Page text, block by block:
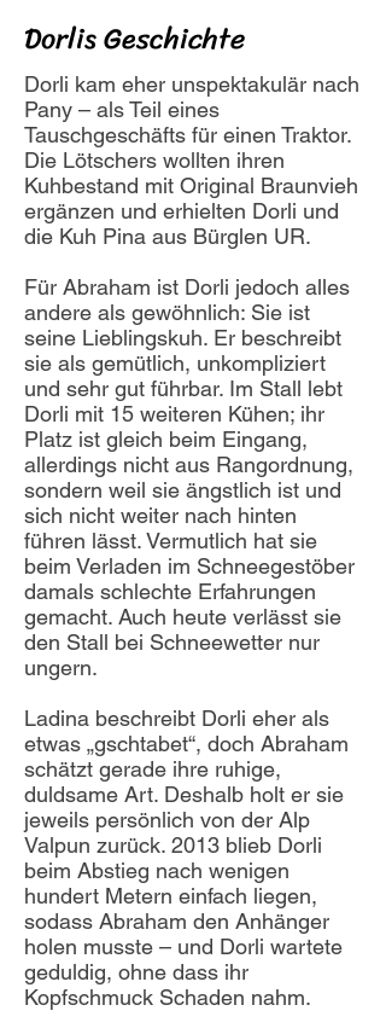
Dorlis Geschichte
Dorli kam eher unspektakulär nach
Pany – als Teil eines
Tauschgeschäfts für einen Traktor.
Die Lötschers wollten ihren
Kuhbestand mit Original Braunvieh
ergänzen und erhielten Dorli und
die Kuh Pina aus Bürglen UR.
Für Abraham ist Dorli jedoch alles
andere als gewöhnlich: Sie ist
seine Lieblingskuh. Er beschreibt
sie als gemütlich, unkompliziert
und sehr gut führbar. Im Stall lebt
Dorli mit 15 weiteren Kühen; ihr
Platz ist gleich beim Eingang,
allerdings nicht aus Rangordnung,
sondern weil sie ängstlich ist und
sich nicht weiter nach hinten
führen lässt. Vermutlich hat sie
beim Verladen im Schneegestöber
damals schlechte Erfahrungen
gemacht. Auch heute verlässt sie
den Stall bei Schneewetter nur
ungern.
Ladina beschreibt Dorli eher als
etwas „gschtabet“, doch Abraham
schätzt gerade ihre ruhige,
duldsame Art. Deshalb holt er sie
jeweils persönlich von der Alp
Valpun zurück. 2013 blieb Dorli
beim Abstieg nach wenigen
hundert Metern einfach liegen,
sodass Abraham den Anhänger
holen musste – und Dorli wartete
geduldig, ohne dass ihr
Kopfschmuck Schaden nahm.